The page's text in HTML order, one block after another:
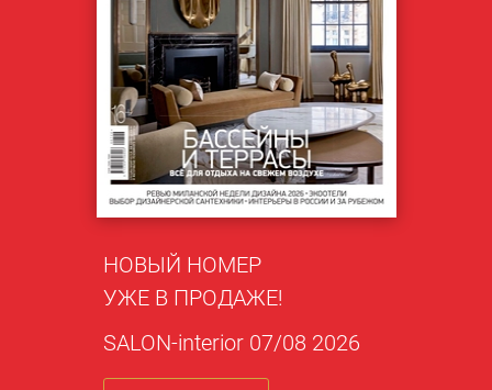
НОВЫЙ НОМЕР
УЖЕ В ПРОДАЖЕ!
SALON-interior 07/08 2026